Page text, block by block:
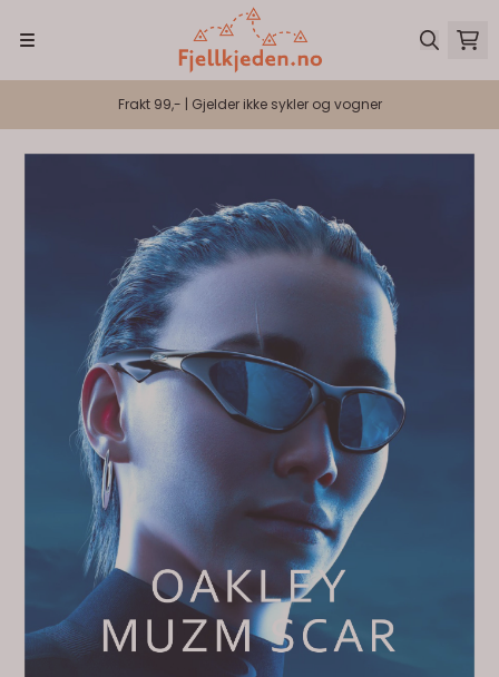
Frakt 99,- | Gjelder ikke sykler og vogner